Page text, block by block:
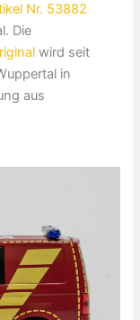
Nr. 53882
Die
wird seit
in
aus